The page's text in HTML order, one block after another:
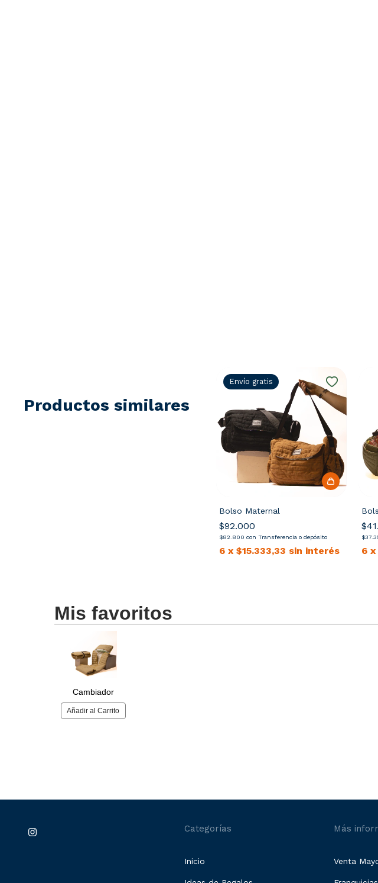
Productos similares
Envío gratis
Bolso Maternal
$92.000
$82.800 con Transferencia o depósito
6 x $15.333,33 sin interés 6 x
Categorías
Inicio
Más
Venta